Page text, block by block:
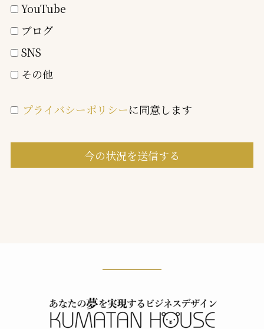
YouTube
ブログ
SNS
その他
プライバシーポリシーに同意します
今の状況を送信する